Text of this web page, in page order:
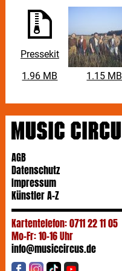
Pressekit
1.96 MB
1.15 MB
AGB
Datenschutz
Impressum
Künstler A-Z
Kartentelefon: 0711 22 11 05
Mo-Fr: 10-16 Uhr
info@musiccircus.de